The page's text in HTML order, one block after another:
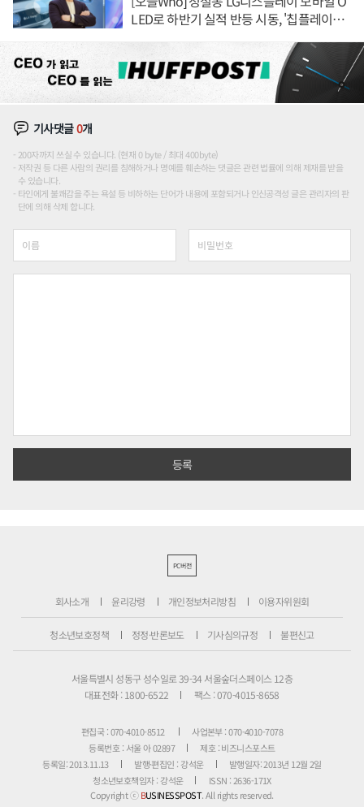
LED로 하반기 실적 반등 시동, '칩플레이
기사댓글0개
200자까지 쓰실 수 있습니다. (현재 0 byte / 최대 400byte)
저작권 등 다른 사람의 권리를 침해하거나 명예를 훼손하는 댓글은 관련 법률에 의해 제재를 받을
수 있습니다.
타인에게 불쾌감을 주는 욕설 등 비하하는 단어가 내용에 포함되거나 인신공격성 글은 관리자의 판
단에 의해 삭제 합니다.
PC버전
회사소개 윤리강령 개인정보처리방침 이용자위원회
청소년보호정책 정정·반론보도 기사심의규정 불편신고
서울특별시 성동구 성수일로 39-34 서울숲더스페이스 12층
대표전화 : 1800-6522
팩스 : 070-4015-8658
편집국 : 070-4010-8512
사업본부 : 070-4010-7078
등록번호 : 서울 아 02897
제호 : 비즈니스포스트
등록일: 2013.11.13
발행·편집인 : 강석운
발행일자: 2013년 12월 2일
청소년보호책임자 : 강석운
ISSN : 2636-171X
Copyright ⓒBUSINESSPOST. All rights reserved.